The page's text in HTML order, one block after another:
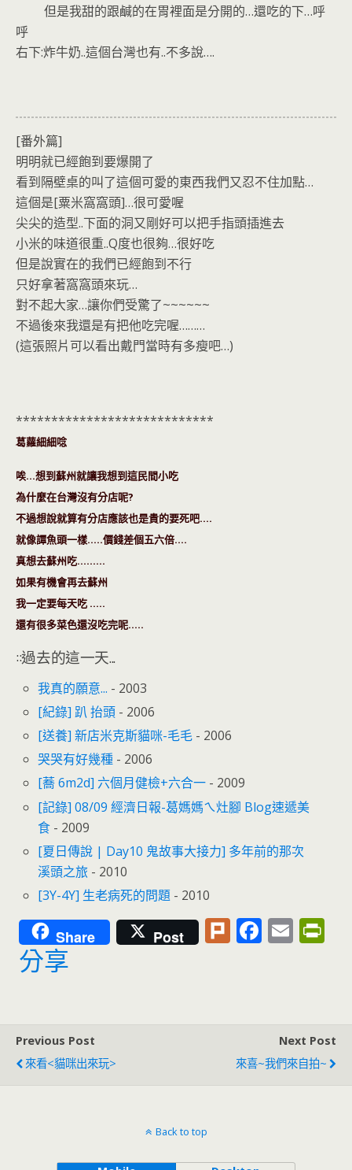
但是我甜的跟鹹的在胃裡面是分開的…還吃的下…呼
呼
右下:炸牛奶..這個台灣也有..不多說….
[番外篇]
明明就已經飽到要爆開了
看到隔壁桌的叫了這個可愛的東西我們又忍不住加點…
這個是[粟米窩窩頭]…很可愛喔
尖尖的造型..下面的洞又剛好可以把手指頭插進去
小米的味道很重..Q度也很夠…很好吃
但是說實在的我們已經飽到不行
只好拿著窩窩頭來玩…
對不起大家…讓你們受驚了~~~~~~
不過後來我還是有把他吃完喔………
(這張照片可以看出戴門當時有多瘦吧…)
****************************
葛蘿細細唸
唉…想到蘇州就讓我想到這民間小吃
為什麼在台灣沒有分店呢?
不過想說就算有分店應該也是貴的要死吧….
就像譚魚頭一樣…..價錢差個五六倍….
真想去蘇州吃………
如果有機會再去蘇州
我一定要每天吃 …..
還有很多菜色還沒吃完呢…..
::過去的這一天...
我真的願意... - 2003
[紀錄] 趴 抬頭 - 2006
[送養] 新店米克斯貓咪-毛毛 - 2006
哭哭有好幾種 - 2006
[蕎 6m2d] 六個月健檢+六合一 - 2009
[記錄] 08/09 經濟日報-葛媽媽ㄟ灶腳 Blog速遞美
食 - 2009
[夏日傳說 | Day10 鬼故事大接力] 多年前的那次
溪頭之旅 - 2010
[3Y-4Y] 生老病死的問題 - 2010
Share Post Pl F
o
E
e
n
分享
Previous Post
來看<貓咪出來玩>
Next Post
來喜~我們來自拍~
Back to top